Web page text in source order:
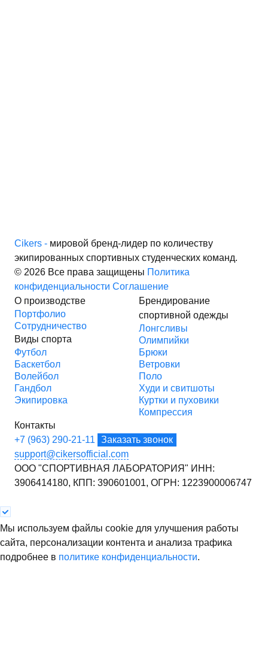
Cikers - мировой бренд-лидер по количеству
экипированных спортивных студенческих команд.
© 2026 Все права защищены Политика
конфиденциальности Соглашение
О производстве
Портфолио
Сотрудничество
Виды спорта
Футбол
Баскетбол
Волейбол
Гандбол
Экипировка
Брендирование
спортивной одежды
Лонгсливы
Олимпийки
Брюки
Ветровки
Поло
Худи и свитшоты
Куртки и пуховики
Компрессия
Контакты
+7 (963) 290-21-11
Заказать звонок
support@cikersofficial.com
ООО "СПОРТИВНАЯ ЛАБОРАТОРИЯ" ИНН:
3906414180, КПП: 390601001, ОГРН: 1223900006747
Мы используем файлы cookie для улучшения работы
сайта, персонализации контента и анализа трафика
подробнее в политике конфиденциальности.